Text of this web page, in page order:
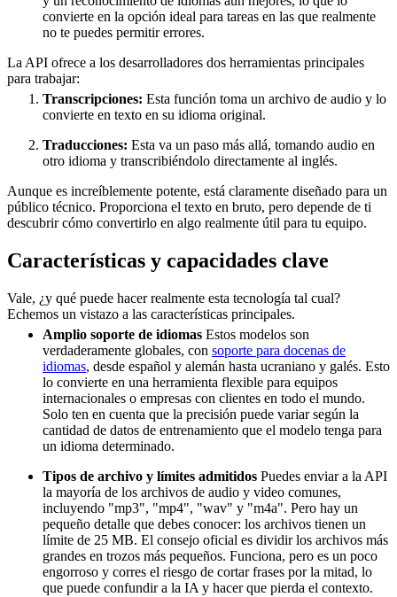
convierte en la opción ideal para tareas en las que realmente
no te puedes permitir errores.
La API ofrece a los desarrolladores dos herramientas principales
para trabajar:
Transcripciones: Esta función toma un archivo de audio y lo
convierte en texto en su idioma original.
Traducciones: Esta va un paso más allá, tomando audio en
otro idioma y transcribiéndolo directamente al inglés.
Aunque es increíblemente potente, está claramente diseñado para un
público técnico. Proporciona el texto en bruto, pero depende de ti
descubrir cómo convertirlo en algo realmente útil para tu equipo.
Características y capacidades clave
Vale, ¿y qué puede hacer realmente esta tecnología tal cual?
Echemos un vistazo a las características principales.
Amplio soporte de idiomas Estos modelos son
verdaderamente globales, con soporte para docenas de
idiomas, desde español y alemán hasta ucraniano y galés. Esto
lo convierte en una herramienta flexible para equipos
internacionales o empresas con clientes en todo el mundo.
Solo ten en cuenta que la precisión puede variar según la
cantidad de datos de entrenamiento que el modelo tenga para
un idioma determinado.
Tipos de archivo y límites admitidos Puedes enviar a la API
la mayoría de los archivos de audio y video comunes,
incluyendo "mp3", "mp4", "wav" y "m4a". Pero hay un
pequeño detalle que debes conocer: los archivos tienen un
límite de 25 MB. El consejo oficial es dividir los archivos más
grandes en trozos más pequeños. Funciona, pero es un poco
engorroso y corres el riesgo de cortar frases por la mitad, lo
que puede confundir a la IA y hacer que pierda el contexto.